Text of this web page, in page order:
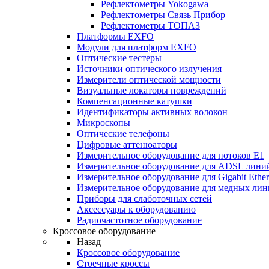
Рефлектометры Yokogawa
Рефлектометры Связь Прибор
Рефлектометры ТОПАЗ
Платформы EXFO
Модули для платформ EXFO
Оптические тестеры
Источники оптического излучения
Измерители оптической мощности
Визуальные локаторы повреждений
Компенсационные катушки
Идентификаторы активных волокон
Микроскопы
Оптические телефоны
Цифровые аттенюаторы
Измерительное оборудование для потоков Е1
Измерительное оборудование для ADSL
Измерительное оборудование для Gigabit
Измерительное оборудование для медных
Приборы для слаботочных сетей
Аксессуары к оборудованию
Радиочастотное оборудование
Кроссовое оборудование
Назад
Кроссовое оборудование
Стоечные кроссы